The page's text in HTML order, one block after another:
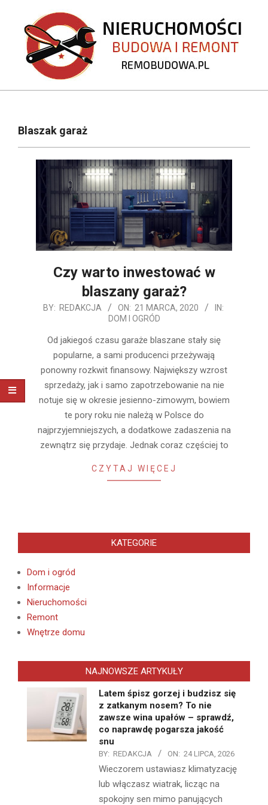
content
REMOBUDOWA.PL
NavigationBlaszak garaż
Czy warto inwestować w
blaszany garaż?
2020-
BY: REDAKCJA ON: 21 MARCA, 2020
IN:
DOM I OGRÓD
Od jakiegoś czasu garaże blaszane stały się
popularne, a sami producenci przeżywają
ponowny rozkwit finansowy. Największy wzrost
sprzedaży, jak i samo zapotrzebowanie na nie
notuje się w okresie jesienno-zimowym, bowiem
te pory roku nie należą w Polsce do
najprzyjemniejszych, a dodatkowe zadaszenia na
zewnątrz się przydaje. Jednak coraz częściej to
CZYTAJ WIĘCEJ
KATEGORIE
Dom i ogród
Informacje
Nieruchomości
Remont
Wnętrze domu
NAJNOWSZE ARTYKUŁY
Latem śpisz gorzej i budzisz się
z zatkanym nosem? To nie
zawsze wina upałów – sprawdź,
co naprawdę pogarsza jakość
snu
BY: REDAKCJA ON: 24 LIPCA, 2026
Wieczorem ustawiasz klimatyzację
lub włączasz wiatrak, licząc na
spokojny sen mimo panujących